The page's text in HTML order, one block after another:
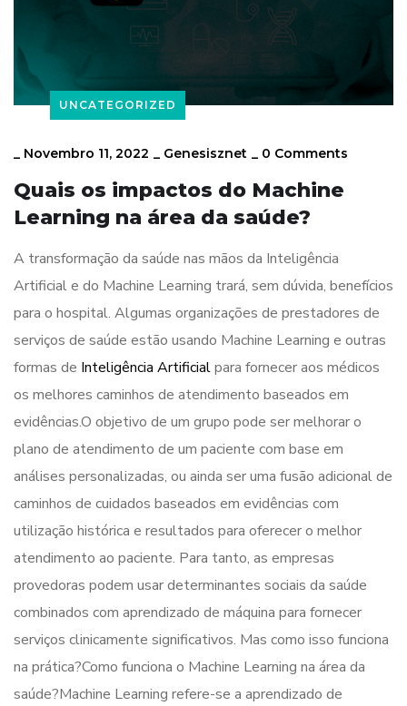
UNCATEGORIZED
_ Novembro 11, 2022 _ Genesisznet _ 0 Comments
Quais os impactos do Machine
Learning na área da saúde?
A transformação da saúde nas mãos da Inteligência
Artificial e do Machine Learning trará, sem dúvida, benefícios
para o hospital. Algumas organizações de prestadores de
serviços de saúde estão usando Machine Learning e outras
formas de Inteligência Artificialpara fornecer aos médicos
os melhores caminhos de atendimento baseados em
evidências.O objetivo de um grupo pode ser melhorar o
plano de atendimento de um paciente com base em
análises personalizadas, ou ainda ser uma fusão adicional de
caminhos de cuidados baseados em evidências com
utilização histórica e resultados para oferecer o melhor
atendimento ao paciente. Para tanto, as empresas
provedoras podem usar determinantes sociais da saúde
combinados com aprendizado de máquina para fornecer
serviços clinicamente significativos. Mas como isso funciona
na prática?Como funciona o Machine Learning na área da
saúde?Machine Learning refere-se a aprendizado de